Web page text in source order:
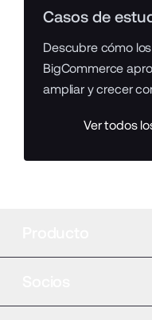
Casos de
Descubre cómo
BigCommerce
ampliar y crecer
Ver todos